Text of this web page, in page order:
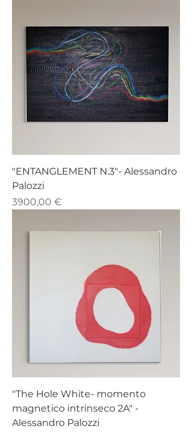
"ENTANGLEMENT N.3"- Alessandro
Palozzi
Prezzo
3900,00 €
"The Hole White- momento
magnetico intrinseco 2A" -
Alessandro Palozzi